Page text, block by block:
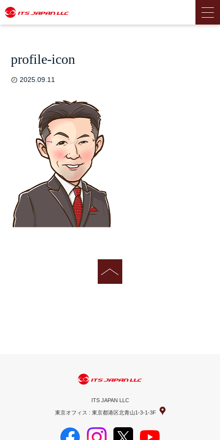
profile-icon
2025.09.11
ITS JAPAN LLC
東京オフィス : 東京都港区北青山1-3-1-3F